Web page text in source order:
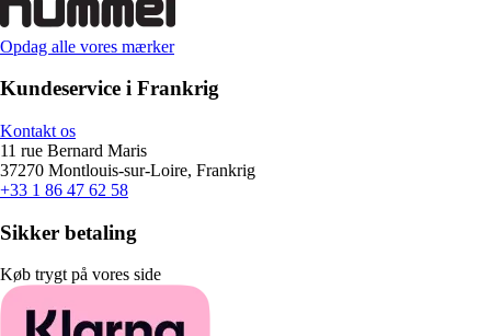
Opdag alle vores mærker
Kundeservice i Frankrig
Kontakt os
11 rue Bernard Maris
37270 Montlouis-sur-Loire, Frankrig
+33 1 86 47 62 58
Sikker betaling
Køb trygt på vores side